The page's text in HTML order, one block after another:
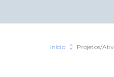
Início Projetos/